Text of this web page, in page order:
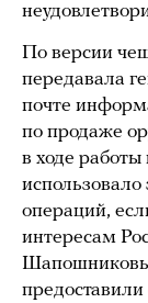
По версии
передавала
почте
по продаже
в ходе
операций,
интересам
Шапошниковы